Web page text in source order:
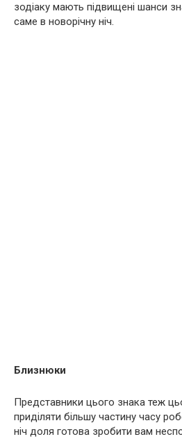
зодіаку мають підвищені шанси
саме в новорічну ніч.
Близнюки
Представники цього знака теж
приділяти більшу частину часу
ніч доля готова зробити вам